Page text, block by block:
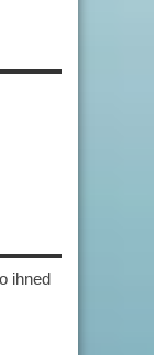
ihned